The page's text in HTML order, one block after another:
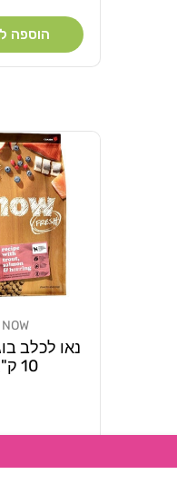
הוספה
NOW
נאו לכלב
10 ק"ג